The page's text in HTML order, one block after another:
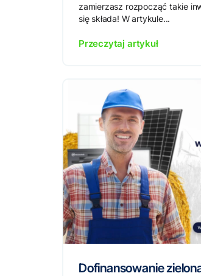
zamierzasz rozpocząć takie
się składa! W artykule...
Przeczytaj artykuł
Dofinansowanie